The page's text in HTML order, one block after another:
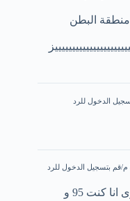
منطقة البطن
الدخول للرد
قم بتسجيل الدخول للرد
الكلام دا كلة حلو اوى اوى انا كنت 95 و